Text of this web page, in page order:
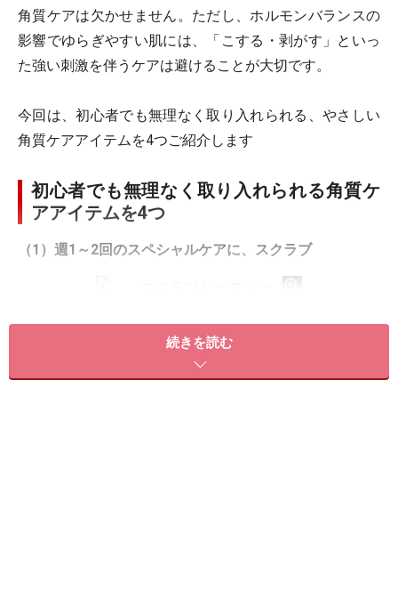
角質ケアは欠かせません。ただし、ホルモンバランスの
影響でゆらぎやすい肌には、「こする・剥がす」といっ
た強い刺激を伴うケアは避けることが大切です。
今回は、初心者でも無理なく取り入れられる、やさしい
角質ケアアイテムを4つご紹介します
初心者でも無理なく取り入れられる角質ケ
アアイテムを4つ
（1）週1～2回のスペシャルケアに、スクラブ
スクラブは、週に1～2回取り入れることで、古い角質を
除去するスペシャルケアアイテム。強い刺激を感じるア
続きを読む